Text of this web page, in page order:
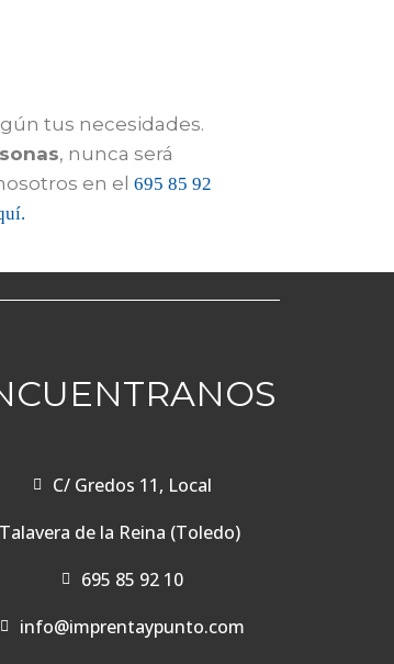
tus necesidades.
, nunca será
en el 695 85 92
C/ Gredos 11, Local
Talavera de la Reina (Toledo)
695 85 92 10
info@imprentaypunto.com